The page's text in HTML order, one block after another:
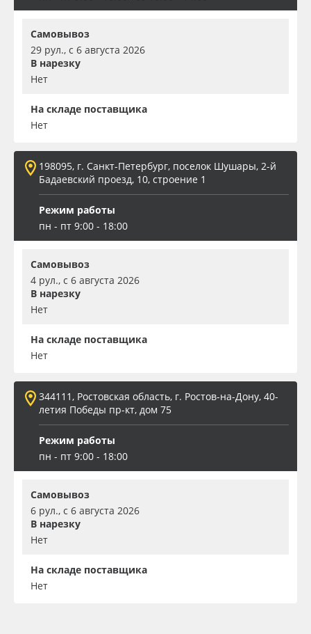
Самовывоз
29 рул., с 6 августа 2026
В нарезку
Нет
На складе поставщика
Нет
198095, г. Санкт-Петербург, поселок Шушары, 2-й
Бадаевский проезд, 10, строение 1
Режим работы
пн - пт 9:00 - 18:00
Самовывоз
4 рул., с 6 августа 2026
В нарезку
Нет
На складе поставщика
Нет
344111, Ростовская область, г. Ростов-на-Дону, 40-
летия Победы пр-кт, дом 75
Режим работы
пн - пт 9:00 - 18:00
Самовывоз
6 рул., с 6 августа 2026
В нарезку
Нет
На складе поставщика
Нет